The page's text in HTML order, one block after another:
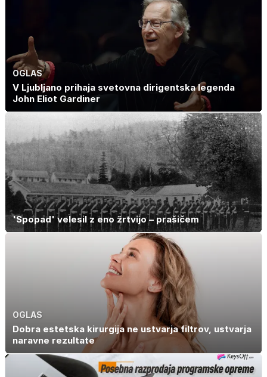
OGLAS
V Ljubljano prihaja svetovna dirigentska legenda
John Eliot Gardiner
'Spopad' velesil z eno žrtvijo – prašičem
OGLAS
Dobra estetska kirurgija ne ustvarja filtrov, ustvarja
naravne rezultate